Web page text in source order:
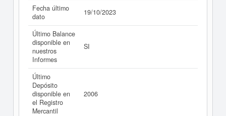
Fecha último
dato
19/10/2023
Último Balance
disponible en
nuestros
Informes
SI
Último
Depósito
disponible en
el Registro
Mercantil
2006